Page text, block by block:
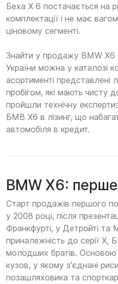
Беха Х 6 постачається на
комплектації і не має
ціновому сегменті.
Знайти у продажу BMW X6
України можна у каталозі
асортименті представлені
пробігом, які мають чисту
пройшли технічну
БМВ Х6 в лізинг, що
автомобіля в кредит.
BMW X6: перше
Старт продажів першого
у 2008 році, після
Франкфурті, у Детройті
приналежність до серії
молодших братів.
кузов, у якому з'єднані
позашляховика та